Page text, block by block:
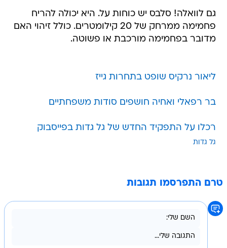
גם לוואלה! סלבס יש כוחות על. היא יכולה להריח
פחמימה ממרחק של 20 קילומטרים. כולל זיהוי האם
מדובר בפחמימה מורכבת או פשוטה.
ליאור נרקיס שופט בתחרות גייז
בר רפאלי ואחיה חושפים סודות משפחתיים
רכלו על התפקיד החדש של גל גדות בפייסבוק
גל גדות
טרם התפרסמו תגובות